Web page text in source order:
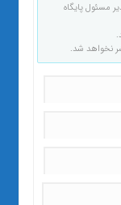
مسئول پایگاه
نخواهد شد.